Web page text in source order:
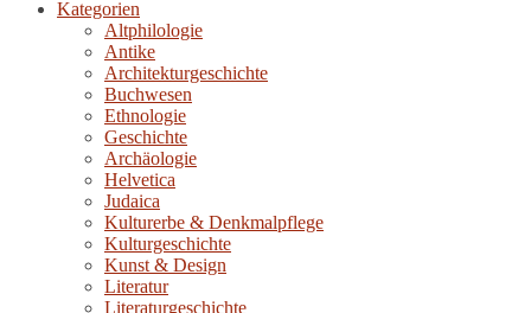
Kategorien
Altphilologie
Antike
Architekturgeschichte
Buchwesen
Ethnologie
Geschichte
Archäologie
Helvetica
Judaica
Kulturerbe & Denkmalpflege
Kulturgeschichte
Kunst & Design
Literatur
Literaturgeschichte